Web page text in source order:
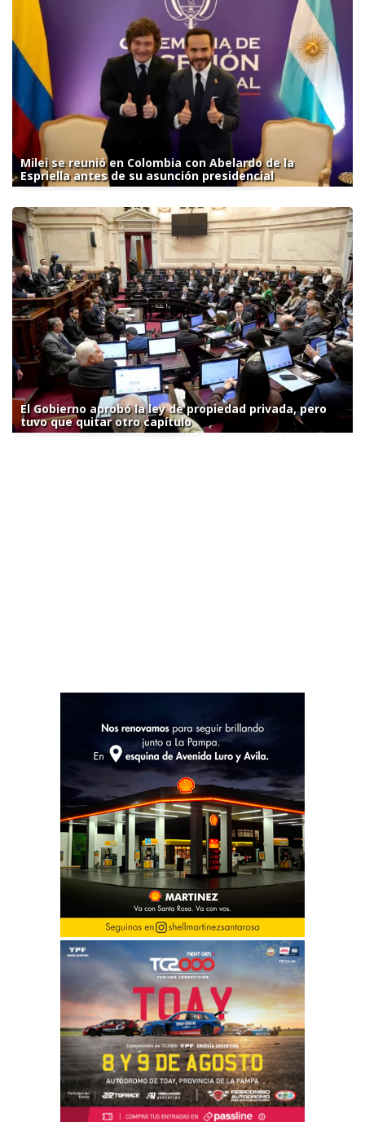
Milei se reunió en Colombia con Abelardo de la
Espriella antes de su asunción presidencial
El Gobierno aprobó la ley de propiedad privada, pero
tuvo que quitar otro capítulo